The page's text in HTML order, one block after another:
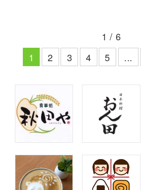
1 / 6
1
2 3 4 5 ...